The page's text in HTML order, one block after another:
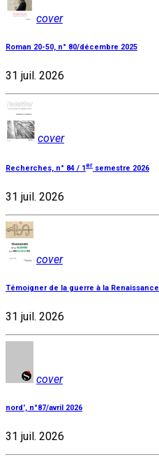
cover
Roman 20-50, n° 80/décembre 2025
31 juil. 2026
cover
Recherches, n° 84 / 1 er semestre 2026
31 juil. 2026
cover
Témoigner de la guerre à la Renaissance
31 juil. 2026
cover
nord', n°87/avril 2026
31 juil. 2026